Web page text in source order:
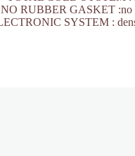
NO RUBBER GASKET :no
SYSTEM :